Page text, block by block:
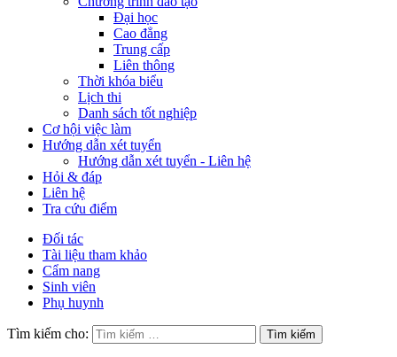
Đại học
Cao đẳng
Trung cấp
Liên thông
Thời khóa biểu
Lịch thi
Danh sách tốt nghiệp
Cơ hội việc làm
Hướng dẫn xét tuyển
Hướng dẫn xét tuyển - Liên hệ
Hỏi & đáp
Liên hệ
Tra cứu điểm
Đối tác
Tài liệu tham khảo
Cẩm nang
Sinh viên
Phụ huynh
Tìm kiếm cho: